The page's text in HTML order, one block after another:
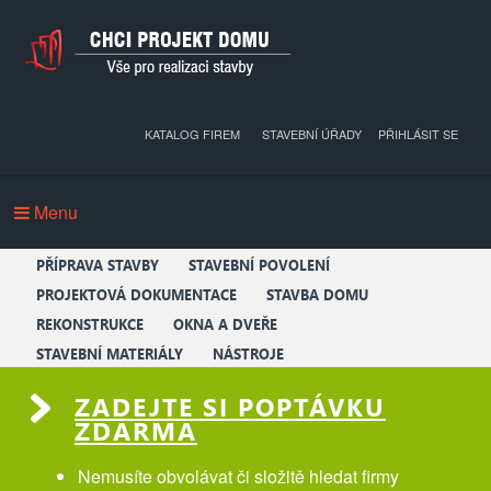
PŘIHLÁSIT SE
KATALOG FIREM STAVEBNÍ ÚŘADY
Menu
PŘÍPRAVA STAVBY
STAVEBNÍ POVOLENÍ
PROJEKTOVÁ DOKUMENTACE
STAVBA DOMU
REKONSTRUKCE
OKNA A DVEŘE
STAVEBNÍ MATERIÁLY
NÁSTROJE
ZADEJTE SI POPTÁVKU
ZDARMA
Nemusíte obvolávat či složitě hledat firmy